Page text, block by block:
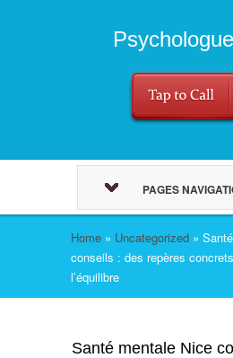
PAGES
Home » Uncategorized »
conseils : des repères
l’équilibre
Santé mentale Nice